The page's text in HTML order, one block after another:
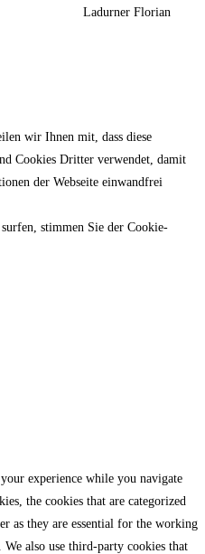
Ladurner Florian
wir Ihnen mit, dass diese
Cookies Dritter verwendet, damit
der Webseite einwandfrei
stimmen Sie der Cookie-
experience while you navigate
the cookies that are categorized
as they are essential for the working
also use third-party cookies that